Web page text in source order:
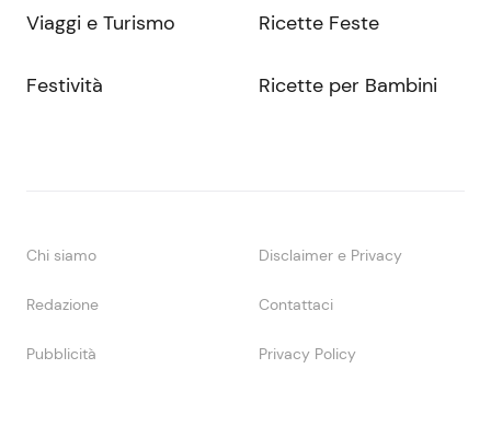
Viaggi e Turismo
Festività
Ricette Feste
Ricette per Bambini
Chi siamo Disclaimer e Privacy
Redazione Contattaci
Pubblicità Privacy Policy